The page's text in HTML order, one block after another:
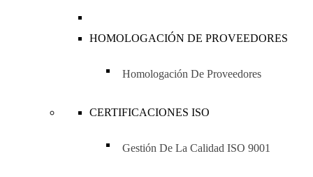
HOMOLOGACIÓN DE PROVEEDORES
Homologación De Proveedores
CERTIFICACIONES ISO
Gestión De La Calidad ISO 9001